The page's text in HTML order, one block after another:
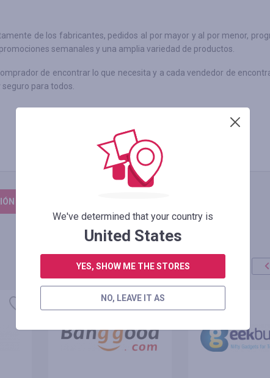
de los fabricantes, pedidos al por mayor y al por menor,
semanales y una amplia variedad de productos.
de encontrar lo que necesita y a cada vendedor de
para todos.
PARA DEJAR UNA RESEÑA
We've determined that your country is
United States
YES, SHOW ME THE STORES
NO, LEAVE IT AS